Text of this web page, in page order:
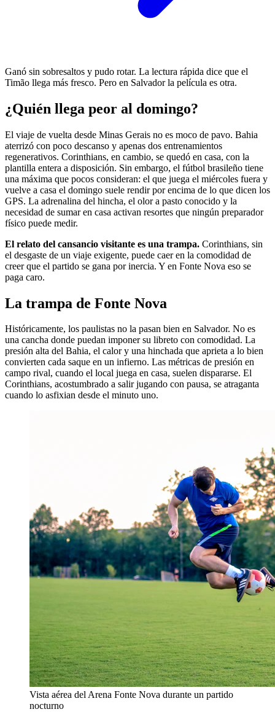
Ganó sin sobresaltos y pudo rotar. La lectura rápida dice que el
Timão llega más fresco. Pero en Salvador la película es otra.
¿Quién llega peor al domingo?
El viaje de vuelta desde Minas Gerais no es moco de pavo. Bahia
aterrizó con poco descanso y apenas dos entrenamientos
regenerativos. Corinthians, en cambio, se quedó en casa, con la
plantilla entera a disposición. Sin embargo, el fútbol brasileño tiene
una máxima que pocos consideran: el que juega el miércoles fuera y
vuelve a casa el domingo suele rendir por encima de lo que dicen los
GPS. La adrenalina del hincha, el olor a pasto conocido y la
necesidad de sumar en casa activan resortes que ningún preparador
físico puede medir.
El relato del cansancio visitante es una trampa. Corinthians, sin
el desgaste de un viaje exigente, puede caer en la comodidad de
creer que el partido se gana por inercia. Y en Fonte Nova eso se
paga caro.
La trampa de Fonte Nova
Históricamente, los paulistas no la pasan bien en Salvador. No es
una cancha donde puedan imponer su libreto con comodidad. La
presión alta del Bahia, el calor y una hinchada que aprieta a lo bien
convierten cada saque en un infierno. Las métricas de presión en
campo rival, cuando el local juega en casa, suelen dispararse. El
Corinthians, acostumbrado a salir jugando con pausa, se atraganta
cuando lo asfixian desde el minuto uno.
Vista aérea del Arena Fonte Nova durante un partido
nocturno